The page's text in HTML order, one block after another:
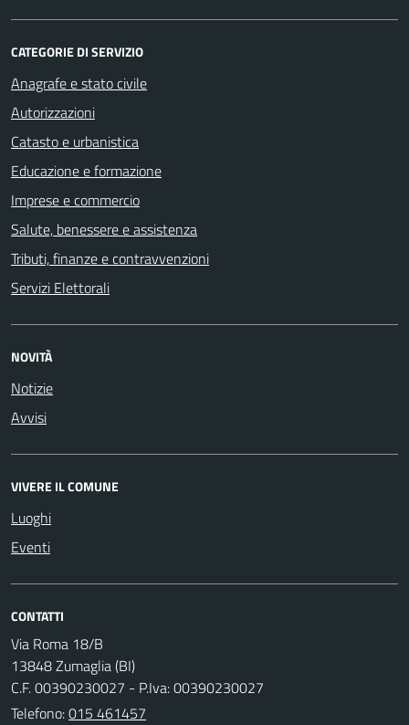
CATEGORIE DI SERVIZIO
Anagrafe e stato civile
Autorizzazioni
Catasto e urbanistica
Educazione e formazione
Imprese e commercio
Salute, benessere e assistenza
Tributi, finanze e contravvenzioni
Servizi Elettorali
NOVITÀ
Notizie
Avvisi
VIVERE IL COMUNE
Luoghi
Eventi
CONTATTI
Via Roma 18/B
13848 Zumaglia (BI)
C.F. 00390230027 - P.Iva: 00390230027
Telefono:015 461457